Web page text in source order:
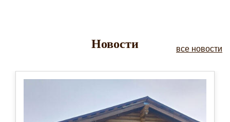
Новости все новости